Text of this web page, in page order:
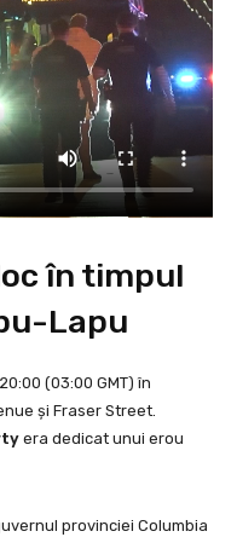
în timpul
Lapu
(03:00 GMT) în
și Fraser Street.
era dedicat unui erou
provinciei Columbia